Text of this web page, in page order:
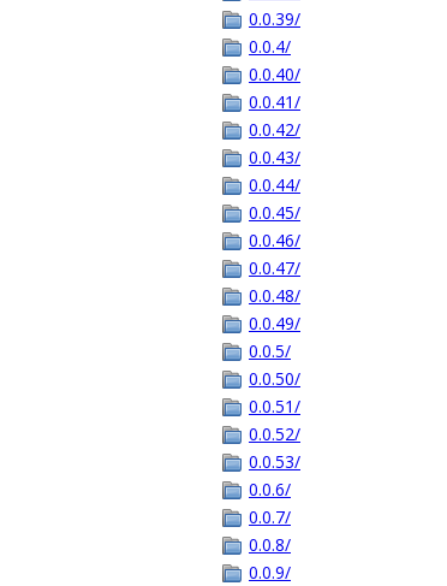
0.0.39/
0.0.4/
0.0.40/
0.0.41/
0.0.42/
0.0.43/
0.0.44/
0.0.45/
0.0.46/
0.0.47/
0.0.48/
0.0.49/
0.0.5/
0.0.50/
0.0.51/
0.0.52/
0.0.53/
0.0.6/
0.0.7/
0.0.8/
0.0.9/